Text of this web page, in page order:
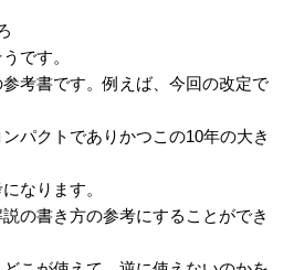
です。
考書です。例えば、今回の改定で
パクトでありかつこの10年の大き
なります。
の書き方の参考にすることができ